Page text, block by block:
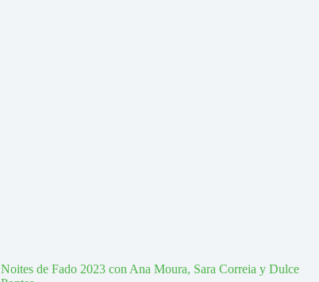
Noites de Fado 2023 con Ana Moura, Sara Correia y Dulce